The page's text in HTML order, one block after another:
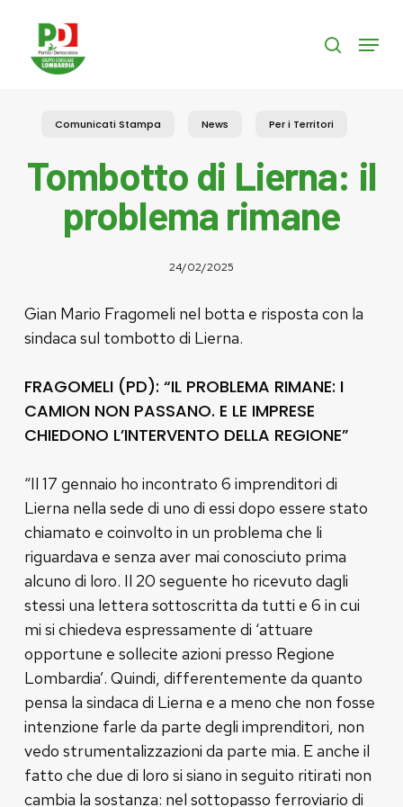
content
search
Menu
Comunicati Stampa News Per i Territori
Tombotto di Lierna: il
problema rimane
24/02/2025
Gian Mario Fragomeli nel botta e risposta con la
sindaca sul tombotto di Lierna.
FRAGOMELI (PD): “IL PROBLEMA RIMANE: I
CAMION NON PASSANO. E LE IMPRESE
CHIEDONO L’INTERVENTO DELLA REGIONE”
“Il 17 gennaio ho incontrato 6 imprenditori di
Lierna nella sede di uno di essi dopo essere stato
chiamato e coinvolto in un problema che li
riguardava e senza aver mai conosciuto prima
alcuno di loro. Il 20 seguente ho ricevuto dagli
stessi una lettera sottoscritta da tutti e 6 in cui
mi si chiedeva espressamente di ‘attuare
opportune e sollecite azioni presso Regione
Lombardia’. Quindi, differentemente da quanto
pensa la sindaca di Lierna e a meno che non fosse
intenzione farle da parte degli imprenditori, non
vedo strumentalizzazioni da parte mia. E anche il
fatto che due di loro si siano in seguito ritirati non
cambia la sostanza: nel sottopasso ferroviario di